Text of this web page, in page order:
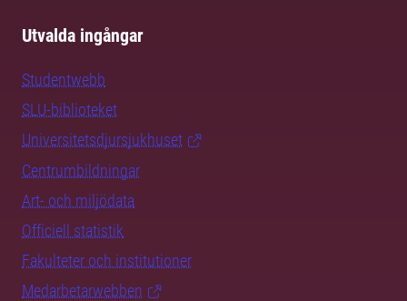
Utvalda ingångar
Studentwebb
SLU-biblioteket
Universitetsdjursjukhuset
Centrumbildningar
Art- och miljödata
Officiell statistik
Fakulteter och institutioner
Medarbetarwebben